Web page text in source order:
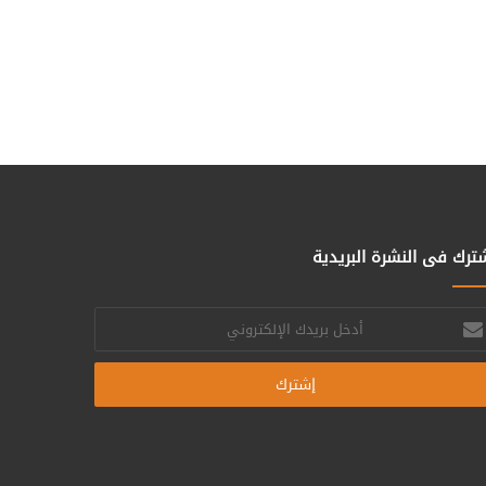
فى النشرة البريدية
أدخل
بريدك